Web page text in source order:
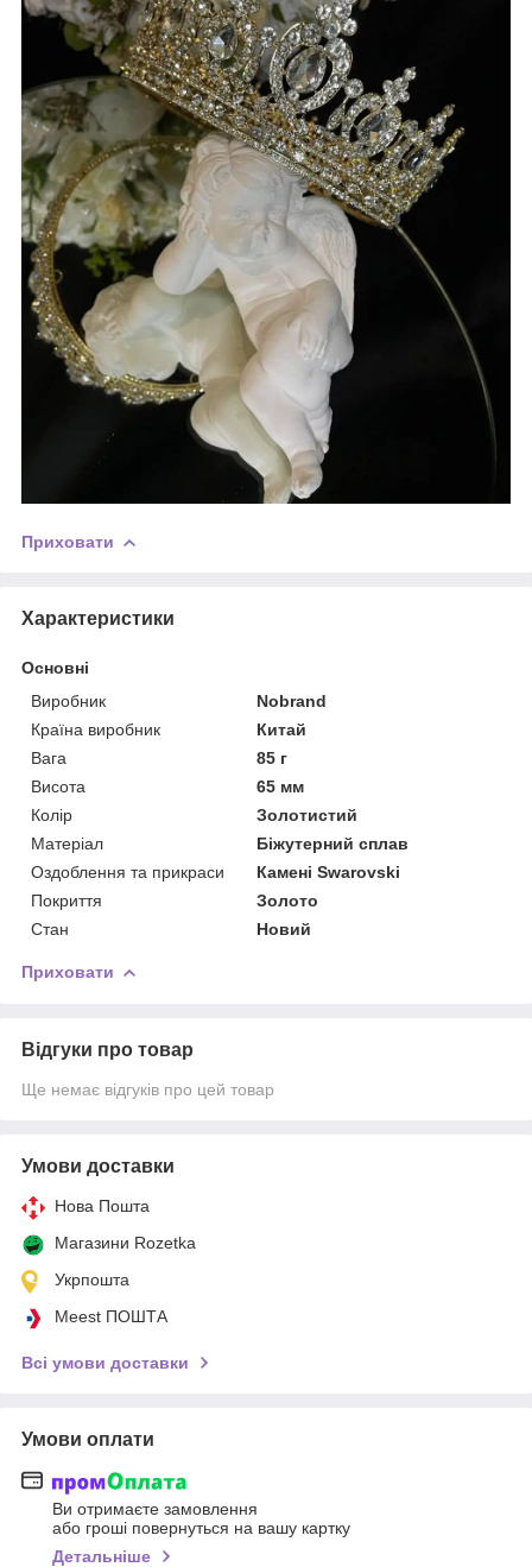
Приховати
Характеристики
Основні
Виробник
Nobrand
Країна виробник
Китай
Вага
85 г
Висота
65 мм
Колір
Золотистий
Матеріал
Біжутерний сплав
Оздоблення та прикраси
Камені Swarovski
Покриття
Золото
Стан
Новий
Приховати
Відгуки про товар
Ще немає відгуків про цей товар
Умови доставки
Нова Пошта
Магазини Rozetka
Укрпошта
Meest ПОШТА
Всі умови доставки
Умови оплати
Ви отримаєте замовлення
або гроші повернуться на вашу картку
Детальніше